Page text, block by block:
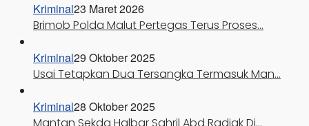
Kriminal23 Maret 2026
Brimob Polda Malut Pertegas Terus Proses…
Kriminal29 Oktober 2025
Usai Tetapkan Dua Tersangka Termasuk Man…
Kriminal28 Oktober 2025